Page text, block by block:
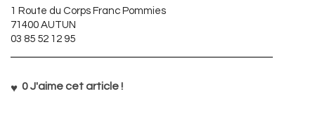
1 Route du Corps Franc Pommies
71400 AUTUN
03 85 52 12 95
0J'aime cet article !